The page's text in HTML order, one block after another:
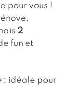
pour vous !
2
fun et
: idéale pour